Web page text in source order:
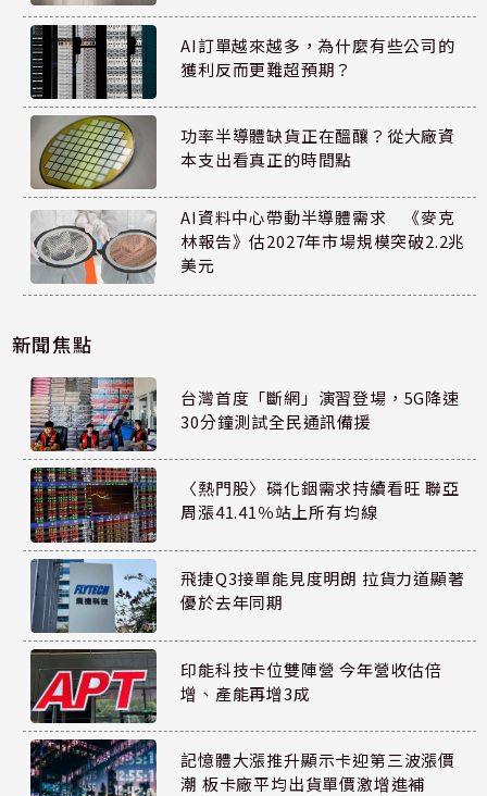
AI訂單越來越多，為什麼有些公司的
獲利反而更難超預期？
功率半導體缺貨正在醞釀？從大廠資
本支出看真正的時間點
AI資料中心帶動半導體需求 《麥克
林報告》估2027年市場規模突破2.2兆
美元
新聞焦點
台灣首度「斷網」演習登場，5G降速
30分鐘測試全民通訊備援
〈熱門股〉磷化銦需求持續看旺 聯亞
周漲41.41％站上所有均線
飛捷Q3接單能見度明朗 拉貨力道顯著
優於去年同期
印能科技卡位雙陣營 今年營收估倍
增、產能再增3成
記憶體大漲推升顯示卡迎第三波漲價
潮 板卡廠平均出貨單價激增進補